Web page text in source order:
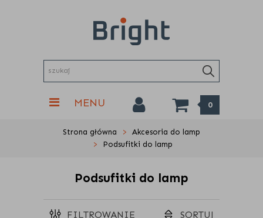
MENU 0
Strona główna
Akcesoria do lamp
Podsufitki do lamp
Podsufitki do lamp
FILTROWANIE SORTUJ